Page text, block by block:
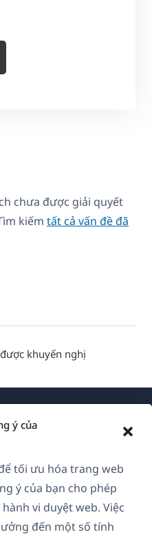
ý của
tối ưu hóa trang web
ý của bạn cho phép
vi duyệt web. Việc
đến một số tính
chưa được giải quyết
kiếm tất cả vấn đề đã
khuyến nghị
Bảo mật
của chúng tôi(mở